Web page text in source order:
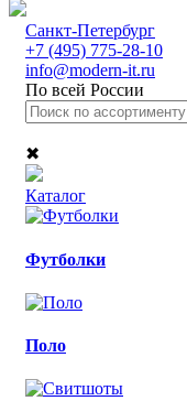
Санкт-Петербург
+7 (495) 775-28-10
info@modern-it.ru
По всей России
✖
Каталог
Футболки
Поло